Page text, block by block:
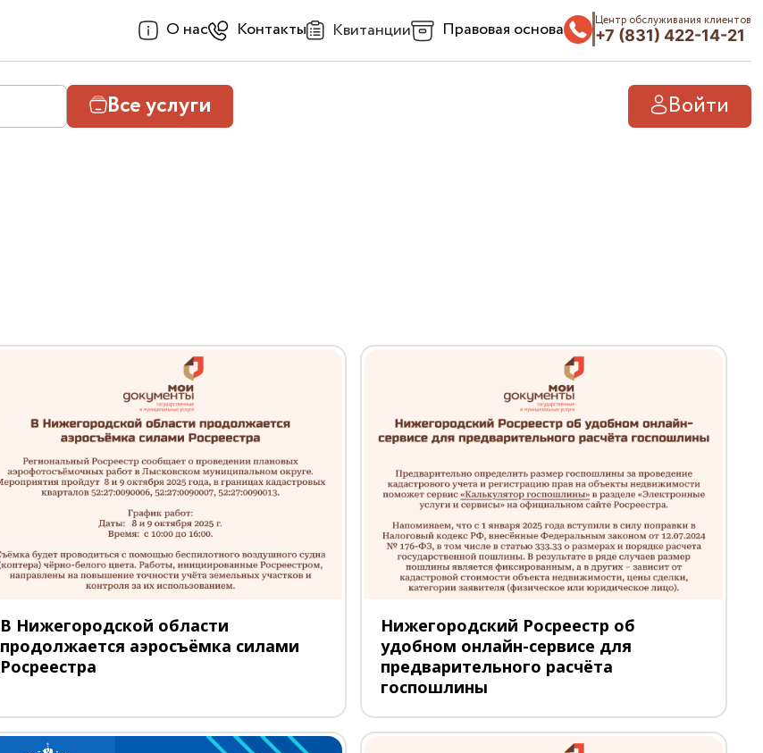
О нас Контакты Квитанции Правовая основа Центр обслуживания клиентов
+7 (831) 422-14-21
Все услуги Войти
В Нижегородской области
продолжается аэросъёмка силами
Росреестра
Нижегородский Росреестр об
удобном онлайн-сервисе для
предварительного расчёта
госпошлины